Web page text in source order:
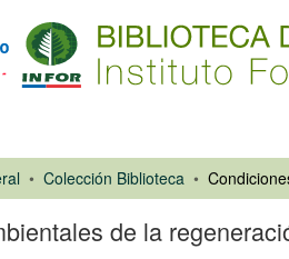
Colección Biblioteca
de la